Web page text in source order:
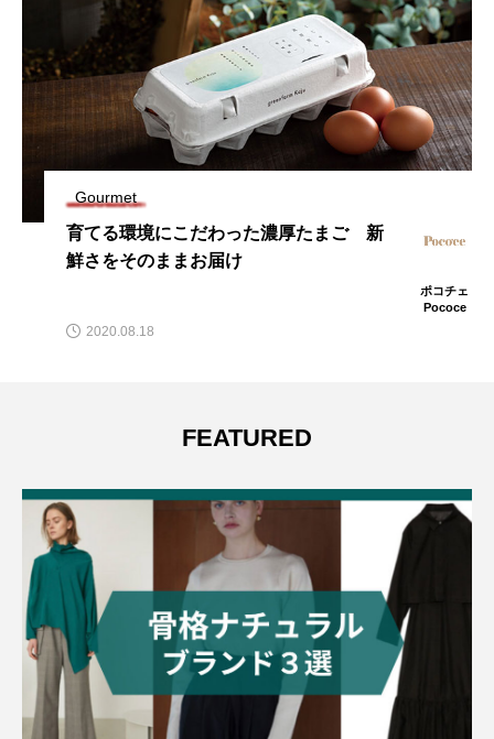
Gourmet
育てる環境にこだわった濃厚たまご 新
鮮さをそのままお届け
ポコチェ
Pococe
2020.08.18
FEATURED